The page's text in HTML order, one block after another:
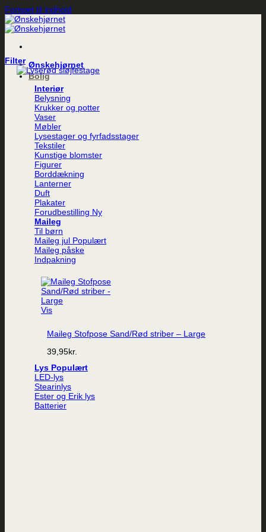
Fortsæt til indhold
Ønskehjørnet
Bolig
Interiør
Belysning
Krukker og potter
Vaser
Møbler
Lysestager og fyrfadsstager
Tekstiler
Kunstige blomster
Figurer
Borddækning
Lanterner
Duft
Plakater
Forudbestilling
Maileg
Til børn
Maileg jul
Maileg påske
Indpakning
Vis
Maileg Stofpose Sand/Rød striber – Large
39,95kr.
Lys
LED-lys
Stearinlys
Ester og Erik lys
Batterier
Filter